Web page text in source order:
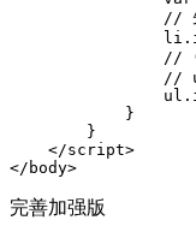
//
//
//
            }
        }
    </script>
</body>
完善加强版